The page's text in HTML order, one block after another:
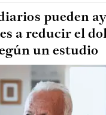
pueden
a reducir el
un estudio